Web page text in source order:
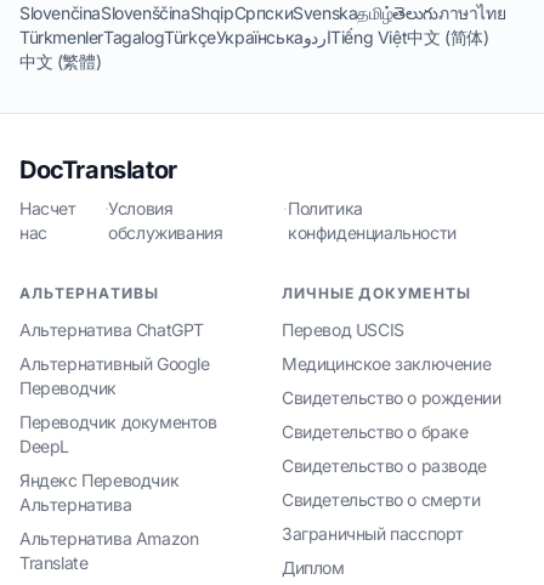
SlovenčinaSlovenščinaShqipСрпскиSvenskaதமிழ்తెలుగుภาษาไทย
TürkmenlerTagalogTürkçeУкраїнськаاردوTiếng Việt中文 (简体)
中文 (繁體)
DocTranslator
Насчет
нас
·Условия
обслуживания
·Политика
конфиденциальности
АЛЬТЕРНАТИВЫ
Альтернатива ChatGPT
Альтернативный Google
Переводчик
Переводчик документов
DeepL
Яндекс Переводчик
Альтернатива
Альтернатива Amazon
Translate
ЛИЧНЫЕ ДОКУМЕНТЫ
Перевод USCIS
Медицинское заключение
Свидетельство о рождении
Свидетельство о браке
Свидетельство о разводе
Свидетельство о смерти
Заграничный пасспорт
Диплом